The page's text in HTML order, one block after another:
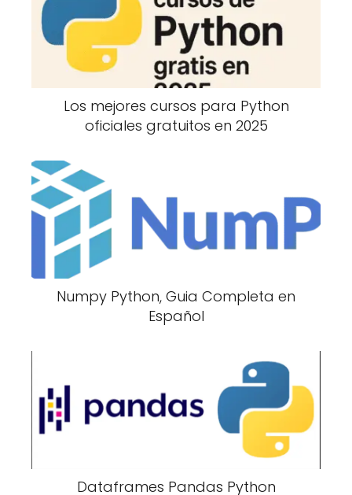
Los mejores cursos para Python
oficiales gratuitos en 2025
Numpy Python, Guia Completa en
Español
Dataframes Pandas Python